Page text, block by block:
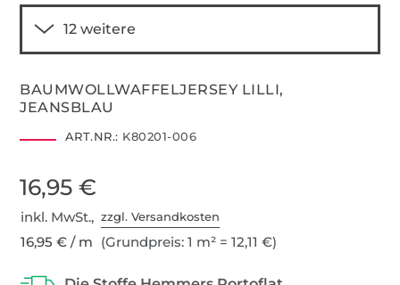
BAUMWOLLWAFFELJERSEY LILLI,
JEANSBLAU
ART.NR.: K80201-006
16,95 €
inkl. MwSt.,zzgl. Versandkosten
16,95 € / m (Grundpreis: 1 m² = 12,11 €)